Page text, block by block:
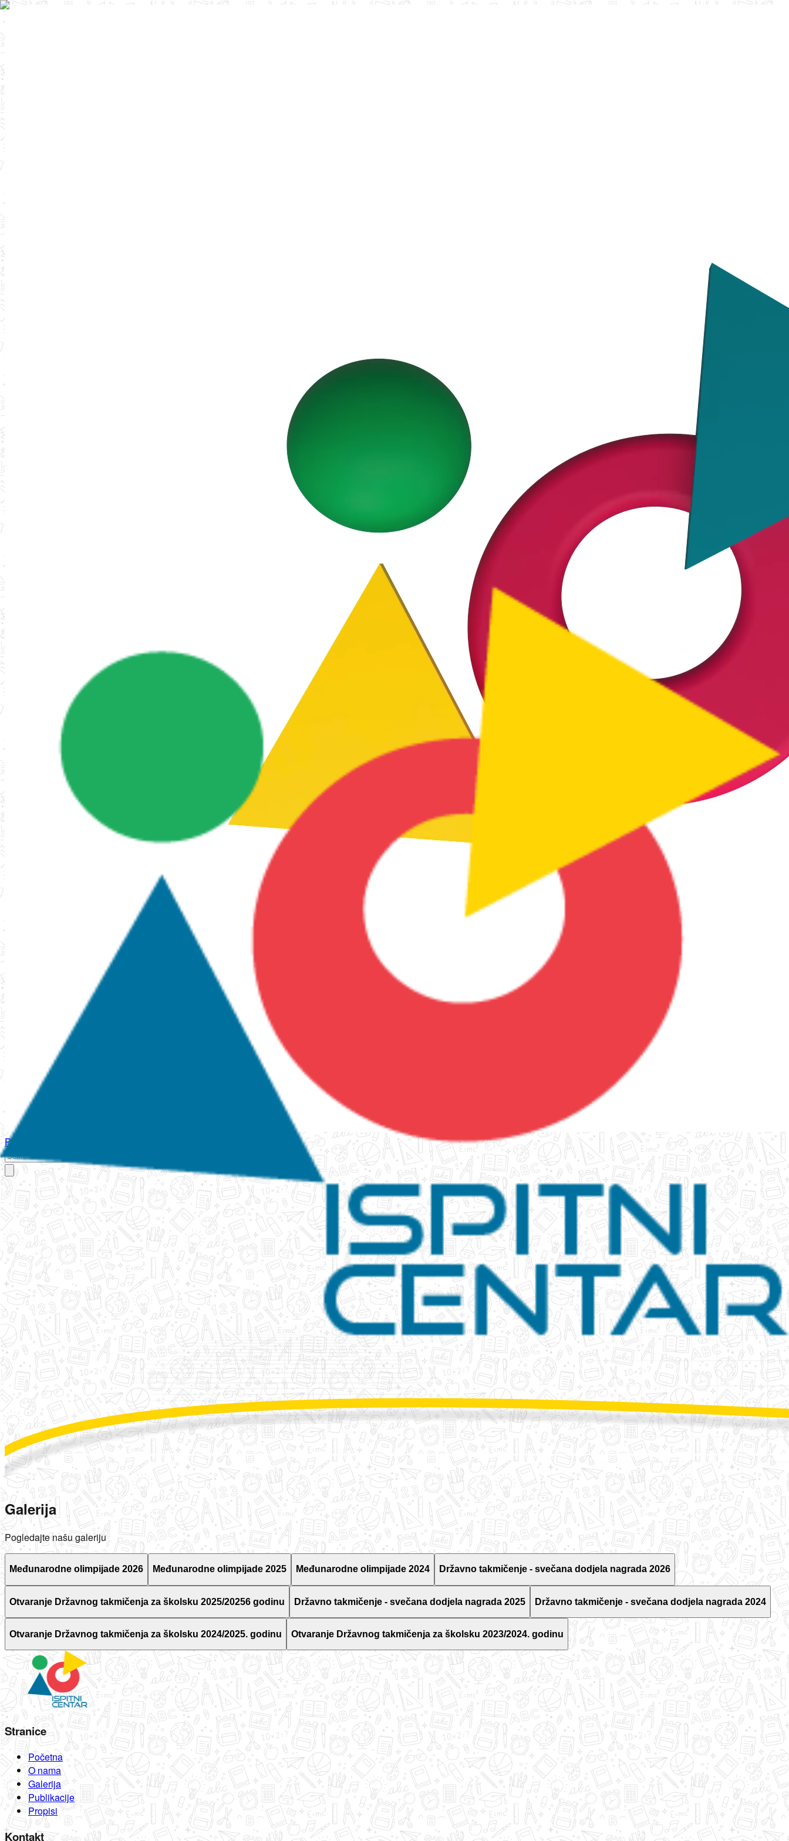
Početna
Galerija
Pogledajte našu galeriju
Međunarodne olimpijade 2026 Međunarodne olimpijade 2025 Međunarodne olimpijade 2024 Državno takmičenje - svečana dodjela nagrada 2026
Otvaranje Državnog takmičenja za školsku 2025/20256 godinu Državno takmičenje - svečana dodjela nagrada 2025 Državno takmičenje - svečana dodjela nagrada 2024
Otvaranje Državnog takmičenja za školsku 2024/2025. godinu Otvaranje Državnog takmičenja za školsku 2023/2024. godinu
Stranice
Početna
O nama
Galerija
Publikacije
Propisi
Kontakt